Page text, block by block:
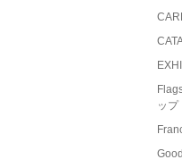
ップ